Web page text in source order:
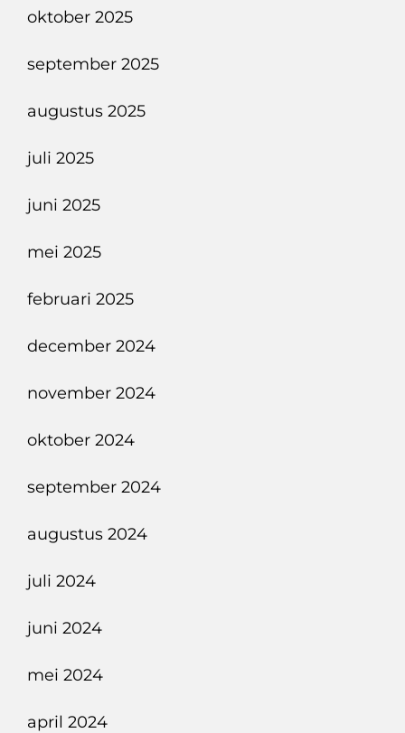
oktober 2025
september 2025
augustus 2025
juli 2025
juni 2025
mei 2025
februari 2025
december 2024
november 2024
oktober 2024
september 2024
augustus 2024
juli 2024
juni 2024
mei 2024
april 2024